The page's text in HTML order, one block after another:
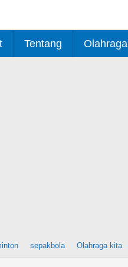
Tentang Olahraga
sepakbola Olahraga kita